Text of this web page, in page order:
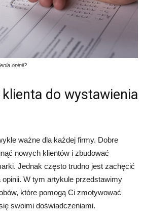
opinii?
do wystawienia
ważne dla każdej firmy. Dobre
nowych klientów i zbudować
Jednak często trudno jest zachęcić
opinii. W tym artykule przedstawimy
które pomogą Ci zmotywować
swoimi doświadczeniami.